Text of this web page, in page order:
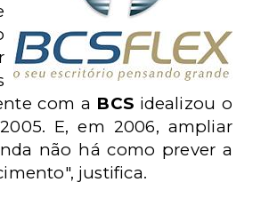
com a BCSidealizou o
E, em 2006, ampliar
não há como prever a
justifica.